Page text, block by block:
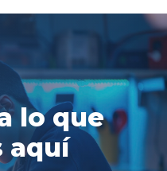
lo que
aquí